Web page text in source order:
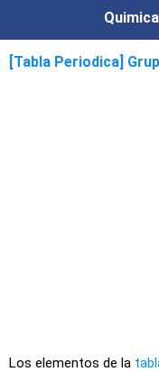
[Tabla Periodica]
Los elementos de la